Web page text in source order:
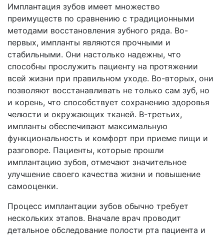
Имплантация зубов имеет множество
преимуществ по сравнению с традиционными
методами восстановления зубного ряда. Во-
первых, импланты являются прочными и
стабильными. Они настолько надежны, что
способны прослужить пациенту на протяжении
всей жизни при правильном уходе. Во-вторых, они
позволяют восстанавливать не только сам зуб, но
и корень, что способствует сохранению здоровья
челюсти и окружающих тканей. В-третьих,
импланты обеспечивают максимальную
функциональность и комфорт при приеме пищи и
разговоре. Пациенты, которые прошли
имплантацию зубов, отмечают значительное
улучшение своего качества жизни и повышение
самооценки.
Процесс имплантации зубов обычно требует
нескольких этапов. Вначале врач проводит
детальное обследование полости рта пациента и